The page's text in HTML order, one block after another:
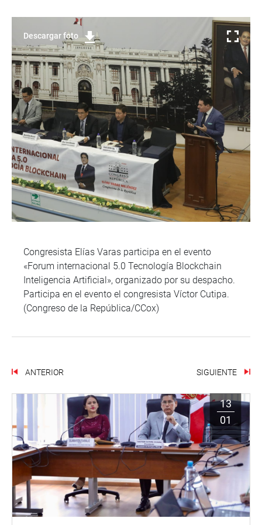
Descargar foto
Congresista Elías Varas participa en el evento
«Forum internacional 5.0 Tecnología Blockchain
Inteligencia Artificial», organizado por su despacho.
Participa en el evento el congresista Víctor Cutipa.
(Congreso de la República/CCox)
ANTERIOR SIGUIENTE
13
01